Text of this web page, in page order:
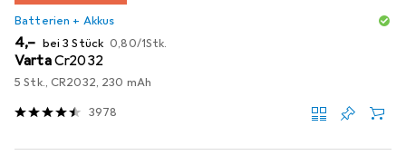
Batterien + Akkus
EUR
4,– bei 3 Stück EUR
0,80/1Stk.
VartaCr2032
5 Stk., CR2032, 230 mAh
3978